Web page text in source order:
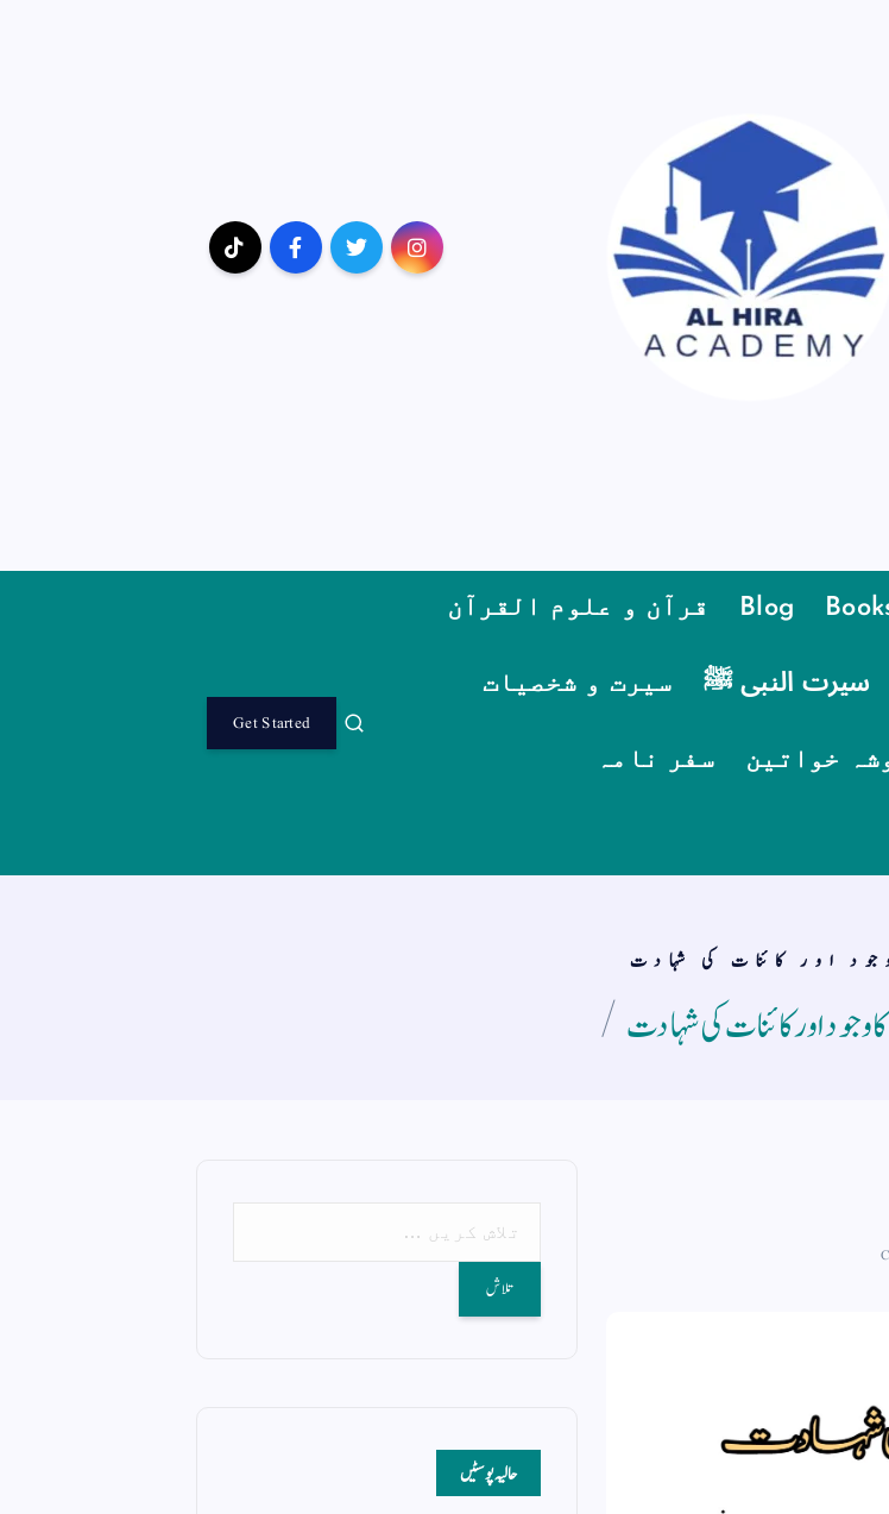
لایا
Blog قرآن و علوم القرآن
سیرت النبی ﷺ سیرت و شخصیات
خواتین سفر نامہ
Get Started
اور كائنات كی شہادت
وجود اور كائنات كی شہادت
حالیہ پوسٹیں